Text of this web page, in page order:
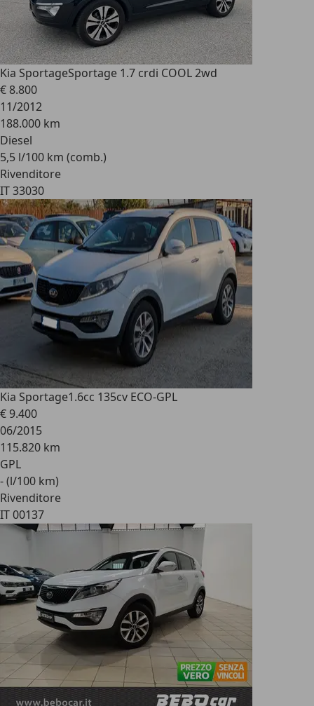
Kia SportageSportage 1.7 crdi COOL 2wd
€ 8.800
11/2012
188.000 km
Diesel
5,5 l/100 km (comb.)
Rivenditore
IT 33030
Kia Sportage1.6cc 135cv ECO-GPL
€ 9.400
06/2015
115.820 km
GPL
- (l/100 km)
Rivenditore
IT 00137